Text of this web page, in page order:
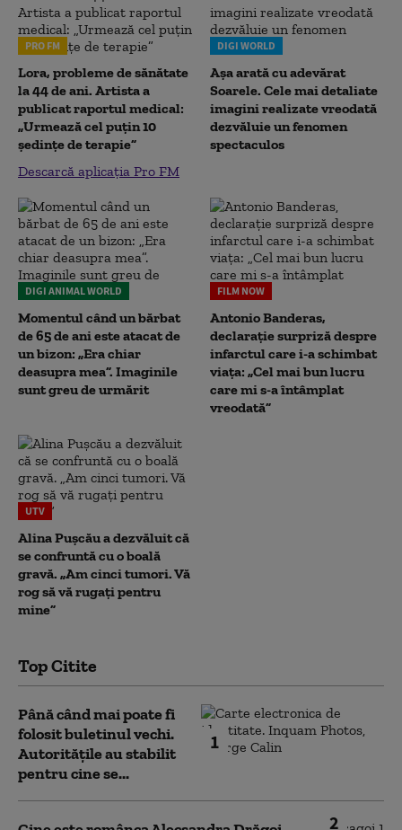
PRO FM
Lora, probleme de sănătate
la 44 de ani. Artista a
publicat raportul medical:
„Urmează cel puțin 10
ședințe de terapie”
Descarcă aplicația Pro FM
DIGI WORLD
Așa arată cu adevărat
Soarele. Cele mai detaliate
imagini realizate vreodată
dezvăluie un fenomen
spectaculos
DIGI ANIMAL WORLD
Momentul când un bărbat
de 65 de ani este atacat de
un bizon: „Era chiar
deasupra mea”. Imaginile
sunt greu de urmărit
FILM NOW
Antonio Banderas,
declarație surpriză despre
infarctul care i-a schimbat
viața: „Cel mai bun lucru
care mi s-a întâmplat
vreodată”
UTV
Alina Pușcău a dezvăluit că
se confruntă cu o boală
gravă. „Am cinci tumori. Vă
rog să vă rugați pentru
mine”
Top Citite
1
Până când mai poate fi
folosit buletinul vechi.
Autoritățile au stabilit
pentru cine se...
2